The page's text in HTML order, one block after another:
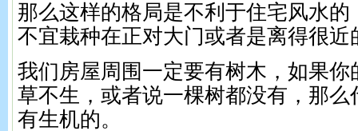
那么这样的格局是不利于住宅风水
不宜栽种在正对大门或者是离得很近
我们房屋周围一定要有树木，如果你
草不生，或者说一棵树都没有，那么
有生机的。